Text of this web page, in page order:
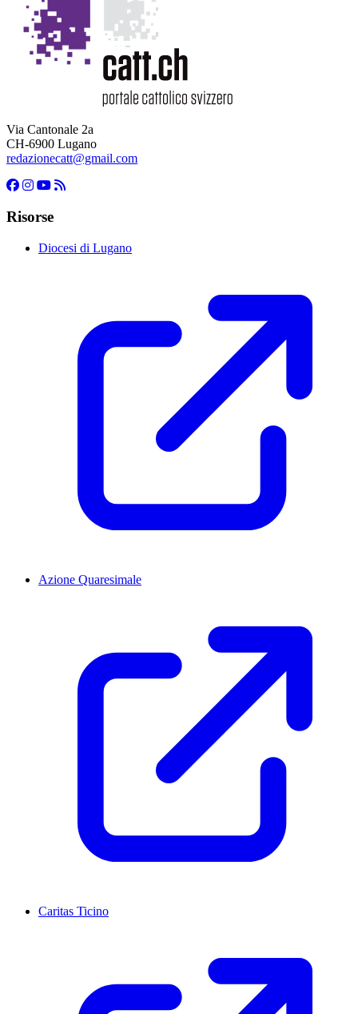
Via Cantonale 2a
CH-6900 Lugano
redazionecatt@gmail.com
Risorse
Diocesi di Lugano
Azione Quaresimale
Caritas Ticino